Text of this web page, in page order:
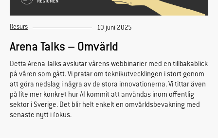
Resurs 10 juni 2025
Arena Talks – Omvärld
Detta Arena Talks avslutar vårens webbinarier med en tillbakablick
på våren som gått. Vi pratar om teknikutvecklingen i stort genom
att göra nedslag i några av de stora innovationerna. Vi tittar även
på lite mer konkret hur AI kommit att användas inom offentlig
sektor i Sverige. Det blir helt enkelt en omvärldsbevakning med
senaste nytt i fokus.